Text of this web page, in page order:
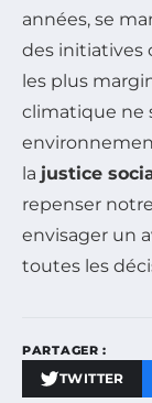
années, se
des initiatives
les plus
climatique ne
la justice
repenser
envisager un
toutes les
PARTAGER :
TWITTER